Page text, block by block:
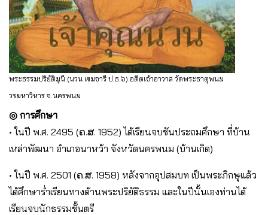
พระธรรมปริยัติมุนี (นวน เขมจารี ป.ธ.๖) อดีตเจ้าอาวาส วัดพระธาตุพนม
วรมหาวิหาร จ.นครพนม
◎ การศึกษา
• ในปี พ.ศ. 2495 (ຄ.ສ. 1952) ได้เรียนจบชันประถมศึกษา ที่บ้าน
เหล่าพัฒนา อำเภอนาหว้า จังหวัดนครพนม (บ้านเกิด)
• ในปี พ.ศ. 2501 (ຄ.ສ. 1958) หลังจากอุปสมบท เป็นพระภิกษุแล้ว
ได้ศึกษาร่ำเรียนทางด้านพระปริยัติธรรม และในปีนั้นเองท่านได้
เรียนจบนักธรรมชั้นตรี